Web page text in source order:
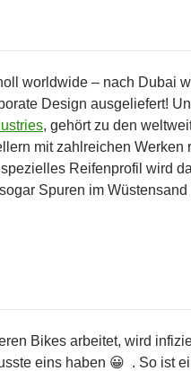
worldwide – nach Dubai
Design ausgeliefert!
, gehört zu den
mit zahlreichen Werken
Reifenprofil wird
Spuren im Wüstensand
Bikes arbeitet, wird
eins haben 😀  . So ist